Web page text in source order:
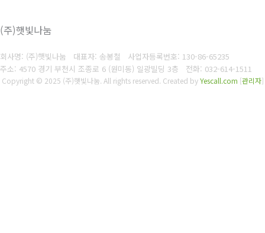
(주)햇빛나눔
회사명: (주)햇빛나눔 대표자: 송봉철 사업자등록번호: 130-86-65235
주소: 4570 경기 부천시 조종로 6 (원미동) 일광빌딩 3층 전화: 032-614-1511
Copyright © 2025 (주)햇빛나눔. All rights reserved. Created byYescall.com [관리자]